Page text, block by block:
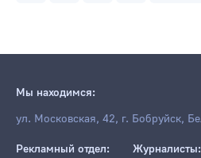
Мы находимся:
ул. Московская, 42, г. Бобруйск,
Рекламный отдел: Журналисты: